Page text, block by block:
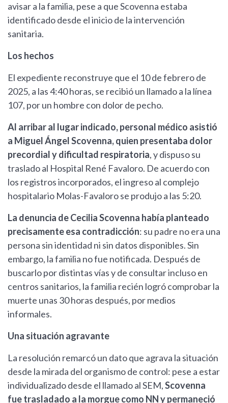
avisar a la familia, pese a que Scovenna estaba
identificado desde el inicio de la intervención
sanitaria.
Los hechos
El expediente reconstruye que el 10 de febrero de
2025, a las 4:40 horas, se recibió un llamado a la línea
107, por un hombre con dolor de pecho.
Al arribar al lugar indicado, personal médico asistió
a Miguel Ángel Scovenna, quien presentaba dolor
precordial y dificultad respiratoria, y dispuso su
traslado al Hospital René Favaloro. De acuerdo con
los registros incorporados, el ingreso al complejo
hospitalario Molas-Favaloro se produjo a las 5:20.
La denuncia de Cecilia Scovenna había planteado
precisamente esa contradicción: su padre no era una
persona sin identidad ni sin datos disponibles. Sin
embargo, la familia no fue notificada. Después de
buscarlo por distintas vías y de consultar incluso en
centros sanitarios, la familia recién logró comprobar la
muerte unas 30 horas después, por medios
informales.
Una situación agravante
La resolución remarcó un dato que agrava la situación
desde la mirada del organismo de control: pese a estar
individualizado desde el llamado al SEM,Scovenna
fue trasladado a la morgue como NN y permaneció